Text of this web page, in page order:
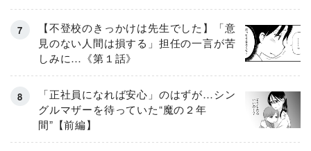
【不登校のきっかけは先生でした】「意
見のない人間は損する」担任の一言が苦
しみに…《第１話》
「正社員になれば安心」のはずが…シン
グルマザーを待っていた“魔の２年
間”【前編】